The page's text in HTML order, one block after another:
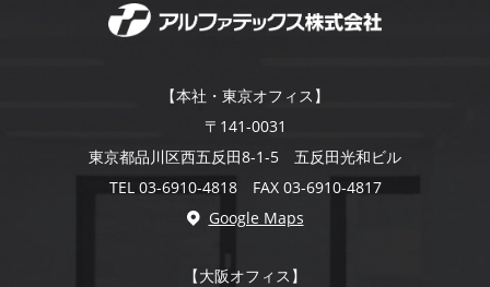
【本社・東京オフィス】
〒141-0031
東京都品川区西五反田8-1-5 五反田光和ビル
TEL 03-6910-4818 FAX 03-6910-4817
Google Maps
【大阪オフィス】